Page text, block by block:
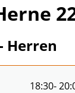
Herren
18:30-